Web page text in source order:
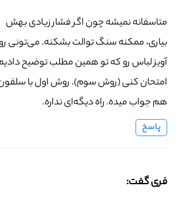
متاسفانه نمیشه چون اگر فشار زیادی بهش
بیاری، ممکنه سنگ توالت بشکنه. می‌تونی
آویز لباس رو که تو همین مطلب توضیح
امتحان کنی (روش سوم). روش اول با
هم جواب میده. راه دیگه‌ای نداره.
پاسخ
فری گفت: